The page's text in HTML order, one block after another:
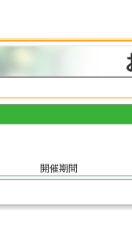
開催期間